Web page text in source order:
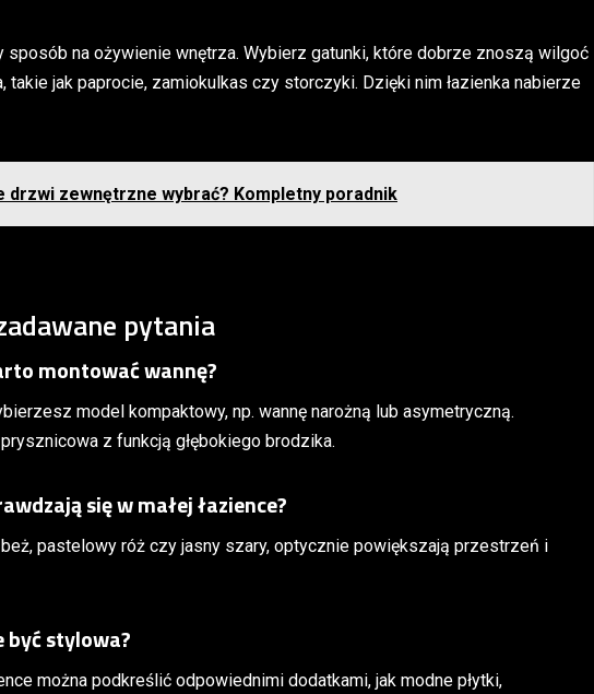
sposób na ożywienie wnętrza. Wybierz gatunki, które dobrze znoszą wilgoć
takie jak paprocie, zamiokulkas czy storczyki. Dzięki nim łazienka nabierze
drzwi zewnętrzne wybrać? Kompletny poradnik
pytania
montować wannę?
model kompaktowy, np. wannę narożną lub asymetryczną.
z funkcją głębokiego brodzika.
się w małej łazience?
pastelowy róż czy jasny szary, optycznie powiększają przestrzeń i
być stylowa?
można podkreślić odpowiednimi dodatkami, jak modne płytki,